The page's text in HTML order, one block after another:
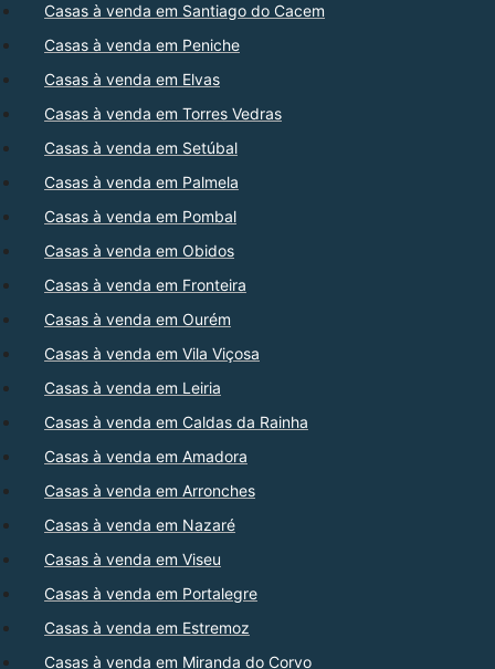
Casas à venda em Santiago do Cacem
Casas à venda em Peniche
Casas à venda em Elvas
Casas à venda em Torres Vedras
Casas à venda em Setúbal
Casas à venda em Palmela
Casas à venda em Pombal
Casas à venda em Obidos
Casas à venda em Fronteira
Casas à venda em Ourém
Casas à venda em Vila Viçosa
Casas à venda em Leiria
Casas à venda em Caldas da Rainha
Casas à venda em Amadora
Casas à venda em Arronches
Casas à venda em Nazaré
Casas à venda em Viseu
Casas à venda em Portalegre
Casas à venda em Estremoz
Casas à venda em Miranda do Corvo